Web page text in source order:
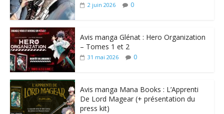
2 juin 2026 0
Avis manga Glénat : Hero Organization
– Tomes 1 et 2
31 mai 2026 0
Avis manga Mana Books : L’Apprenti
De Lord Magear (+ présentation du
press kit)